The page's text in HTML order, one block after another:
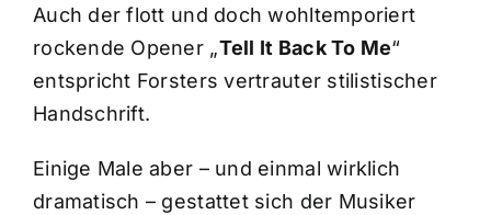
Auch der flott und doch wohltemporiert
rockende Opener „Tell It Back To Me“
entspricht Forsters vertrauter stilistischer
Handschrift.
Einige Male aber – und einmal wirklich
dramatisch – gestattet sich der Musiker